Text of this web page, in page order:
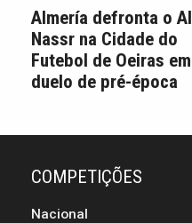
Almería defronta o Al
Nassr na Cidade do
Futebol de Oeiras em
duelo de pré-época
COMPETIÇÕES
Nacional